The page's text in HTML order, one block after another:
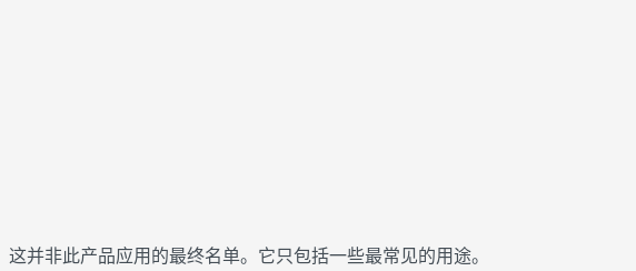
这并非此产品应用的最终名单。它只包括一些最常见的用途。